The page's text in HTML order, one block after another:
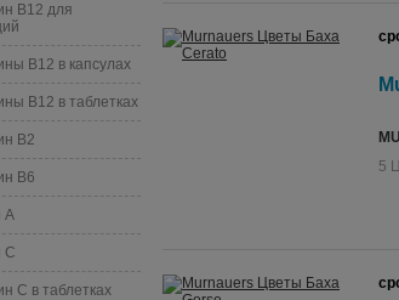
5
B12 для
B12 в капсулах
B12 в таблетках
B2
B6
A
C
C в таблетках